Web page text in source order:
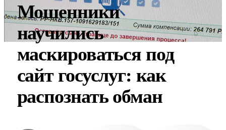
Мошенники
научились
маскироваться под
сайт госуслуг: как
распознать обман